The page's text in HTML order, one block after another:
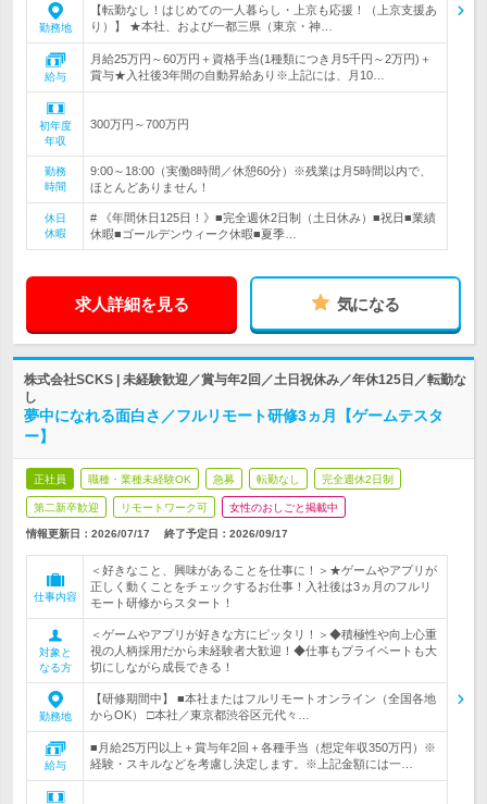
勤務地
【転勤なし！はじめての一人暮らし・上京も応援！（上京支援あ
り）】 ★本社、および一都三県（東京・神…
給与
月給25万円～60万円＋資格手当(1種類につき月5千円～2万円)＋
賞与★入社後3年間の自動昇給あり※上記には、月10…
初年度
年収
300万円～700万円
勤務
時間
9:00～18:00（実働8時間／休憩60分）※残業は月5時間以内で、
ほとんどありません！
休日
休暇
# 《年間休日125日！》■完全週休2日制（土日休み）■祝日■業績
休暇■ゴールデンウィーク休暇■夏季…
求人詳細を見る 気になる
株式会社SCKS | 未経験歓迎／賞与年2回／土日祝休み／年休125日／転勤な
し
夢中になれる面白さ／フルリモート研修3ヵ月【ゲームテスタ
ー】
正社員 職種・業種未経験OK 急募 転勤なし 完全週休2日制
第二新卒歓迎 リモートワーク可 女性のおしごと掲載中
情報更新日：2026/07/17 終了予定日： 2026/09/17
仕事内容
＜好きなこと、興味があることを仕事に！＞★ゲームやアプリが
正しく動くことをチェックするお仕事！入社後は3ヵ月のフルリ
モート研修からスタート！
対象と
なる方
＜ゲームやアプリが好きな方にピッタリ！＞◆積極性や向上心重
視の人柄採用だから未経験者大歓迎！◆仕事もプライベートも大
切にしながら成長できる！
勤務地
【研修期間中】 ■本社またはフルリモートオンライン（全国各地
からOK） □本社／東京都渋谷区元代々…
給与
■月給25万円以上＋賞与年2回＋各種手当（想定年収350万円）※
経験・スキルなどを考慮し決定します。※上記金額には一…